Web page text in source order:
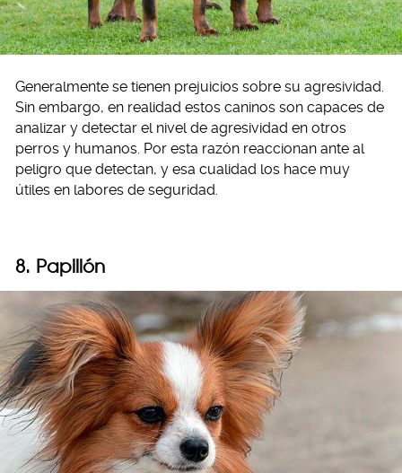
Generalmente se tienen prejuicios sobre su agresividad.
Sin embargo, en realidad estos caninos son capaces de
analizar y detectar el nivel de agresividad en otros
perros y humanos. Por esta razón reaccionan ante al
peligro que detectan, y esa cualidad los hace muy
útiles en labores de seguridad.
8. Papillón